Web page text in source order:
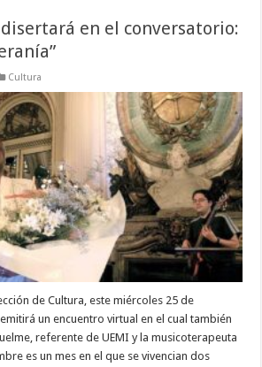
en el conversatorio:
Cultura
de Cultura, este miércoles 25 de
un encuentro virtual en el cual también
referente de UEMI y la musicoterapeuta
es un mes en el que se vivencian dos